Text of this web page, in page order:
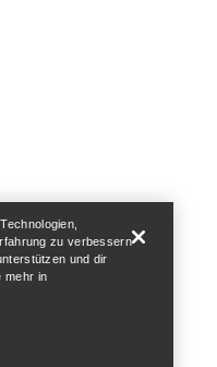
zu verbessern
und dir
mehr in